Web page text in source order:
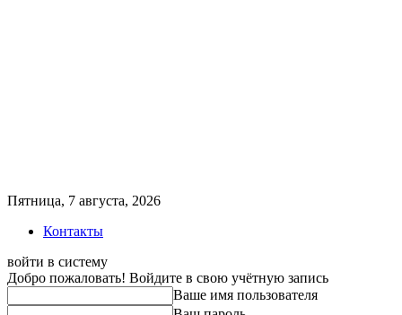
Пятница, 7 августа, 2026
Контакты
войти в систему
Добро пожаловать! Войдите в свою учётную запись
Ваше имя пользователя